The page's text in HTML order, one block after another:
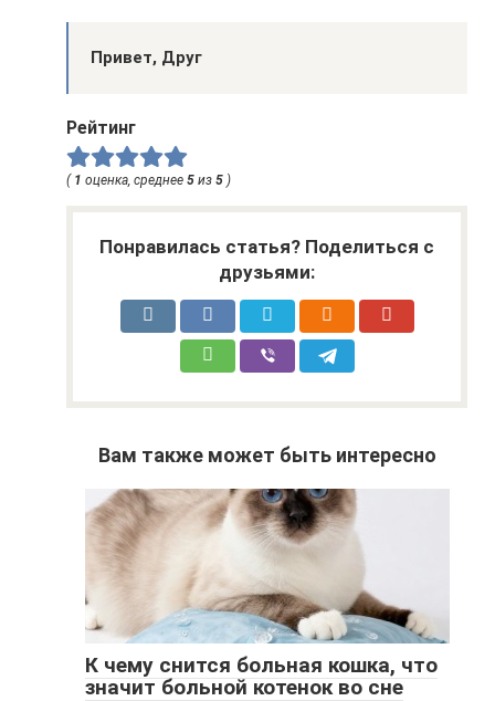
Привет, Друг
Рейтинг
( 1 оценка, среднее 5 из 5 )
Понравилась статья? Поделиться с
друзьями:
Вам также может быть интересно
К чему снится больная кошка, что
значит больной котенок во сне